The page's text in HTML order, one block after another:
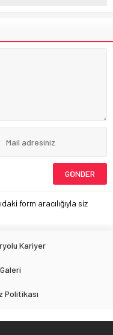
form aracılığıyla siz
Kariyer
Politikası